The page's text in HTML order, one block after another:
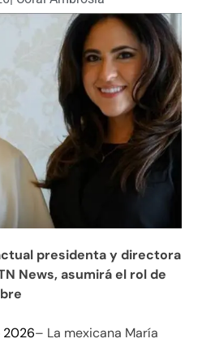
presidenta y directora
News, asumirá el rol de
2026– La mexicana María